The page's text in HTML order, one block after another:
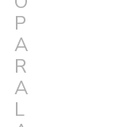
P
A
R
A
L